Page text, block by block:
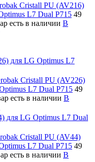
Cristall PU (AV216)
L7 Dual P715 49
есть в наличии В
для LG Optimus L7
Cristall PU (AV226)
L7 Dual P715 49
есть в наличии В
для LG Optimus L7 Dual
Cristall PU (AV44)
L7 Dual P715 49
есть в наличии В